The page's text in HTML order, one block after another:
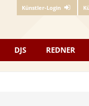
Künstler-Login
DJS REDNER